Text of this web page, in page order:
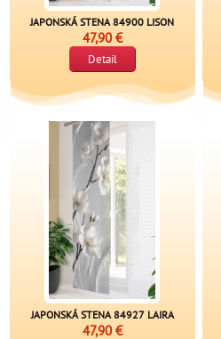
JAPONSKÁ STENA 84900 LISON
47,90 €
Detail
JAPONSKÁ STENA 84927 LAIRA
47,90 €